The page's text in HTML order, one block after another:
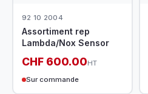
92 10 2004
Assortiment rep
Lambda/Nox Sensor
CHF 600.00HT
Sur commande